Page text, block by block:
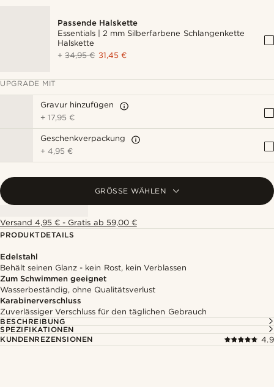
Passende Halskette
Essentials | 2 mm Silberfarbene Schlangenkette
Halskette
+34,95 € 31,45 €
UPGRADE MIT
Gravur hinzufügen
+17,95 €
Geschenkverpackung
+4,95 €
GRÖSSE WÄHLEN
Versand 4,95 € - Gratis ab 59,00 €
PRODUKTDETAILS
Edelstahl
Behält seinen Glanz - kein Rost, kein Verblassen
Zum Schwimmen geeignet
Wasserbeständig, ohne Qualitätsverlust
Karabinerverschluss
Zuverlässiger Verschluss für den täglichen Gebrauch
BESCHREIBUNG
SPEZIFIKATIONEN
KUNDENREZENSIONEN
4.9